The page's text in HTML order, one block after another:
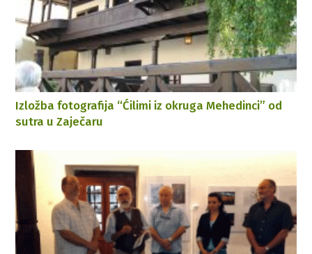
Izložba fotografija “Ćilimi iz okruga Mehedinci” od
sutra u Zaječaru